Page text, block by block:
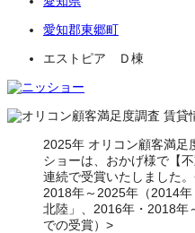
愛知郡東郷町
エストピア Ｄ棟
2025年 オリコン顧客満足
ショーは、おかげ様で【
連続で受賞いたしました
2018年～2025年（2014
北陸」、2016年・2018年
での受賞）>